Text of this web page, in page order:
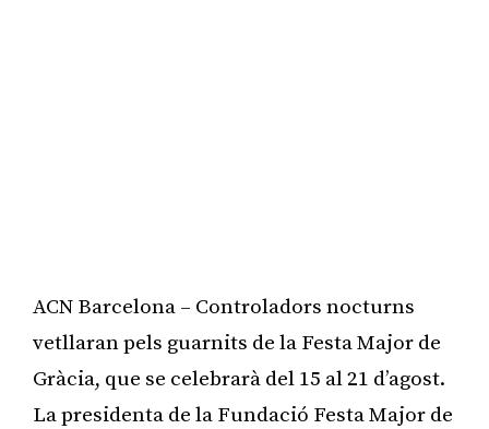
ACN Barcelona – Controladors nocturns
vetllaran pels guarnits de la Festa Major de
Gràcia, que se celebrarà del 15 al 21 d’agost.
La presidenta de la Fundació Festa Major de